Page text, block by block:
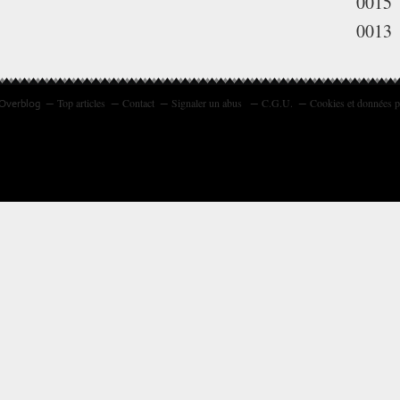
0013
Top articles Contact Signaler un abus C.G.U. Cookies et données